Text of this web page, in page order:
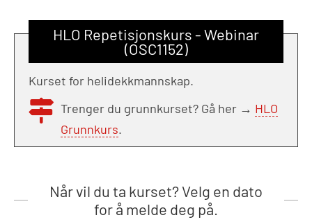
HLO Repetisjonskurs - Webinar
(OSC1152)
Kurset for helidekkmannskap.
Trenger du grunnkurset? Gå her → HLO
Grunnkurs.
Når vil du ta kurset? Velg en dato
for å melde deg på.